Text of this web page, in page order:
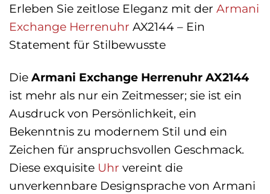
Erleben Sie zeitlose Eleganz mit der Armani
Exchange Herrenuhr AX2144 – Ein
Statement für Stilbewusste
Die Armani Exchange Herrenuhr AX2144
ist mehr als nur ein Zeitmesser; sie ist ein
Ausdruck von Persönlichkeit, ein
Bekenntnis zu modernem Stil und ein
Zeichen für anspruchsvollen Geschmack.
Diese exquisite Uhr vereint die
unverkennbare Designsprache von Armani